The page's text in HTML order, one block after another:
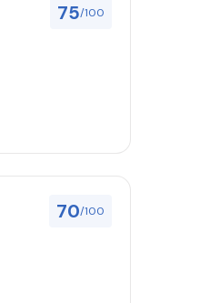
75/100
70/100